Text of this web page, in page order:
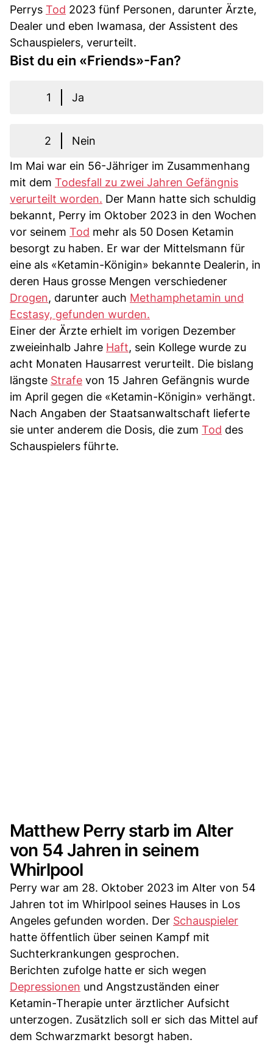
Perrys Tod 2023 fünf Personen, darunter Ärzte,
Dealer und eben Iwamasa, der Assistent des
Schauspielers, verurteilt.
Bist du ein «Friends»-Fan?
1 Ja
2
Nein
Im Mai war ein 56-Jähriger im Zusammenhang
mit dem Todesfall zu zwei Jahren Gefängnis
verurteilt worden. Der Mann hatte sich schuldig
bekannt, Perry im Oktober 2023 in den Wochen
vor seinem Tod mehr als 50 Dosen Ketamin
besorgt zu haben. Er war der Mittelsmann für
eine als «Ketamin-Königin» bekannte Dealerin, in
deren Haus grosse Mengen verschiedener
Drogen, darunter auch Methamphetamin und
Ecstasy, gefunden wurden.
Einer der Ärzte erhielt im vorigen Dezember
zweieinhalb Jahre Haft, sein Kollege wurde zu
acht Monaten Hausarrest verurteilt. Die bislang
längste Strafe von 15 Jahren Gefängnis wurde
im April gegen die «Ketamin-Königin» verhängt.
Nach Angaben der Staatsanwaltschaft lieferte
sie unter anderem die Dosis, die zum Tod des
Schauspielers führte.
Matthew Perry starb im Alter
von 54 Jahren in seinem
Whirlpool
Perry war am 28. Oktober 2023 im Alter von 54
Jahren tot im Whirlpool seines Hauses in Los
Angeles gefunden worden. Der Schauspieler
hatte öffentlich über seinen Kampf mit
Suchterkrankungen gesprochen.
Berichten zufolge hatte er sich wegen
Depressionen und Angstzuständen einer
Ketamin-Therapie unter ärztlicher Aufsicht
unterzogen. Zusätzlich soll er sich das Mittel auf
dem Schwarzmarkt besorgt haben.